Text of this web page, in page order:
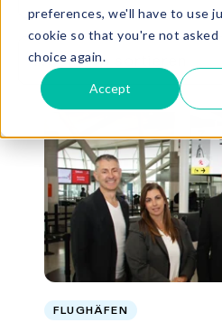
preferences, we'll have to use
cookie so that you're not asked
choice again.
Accept
FLUGHÄFEN